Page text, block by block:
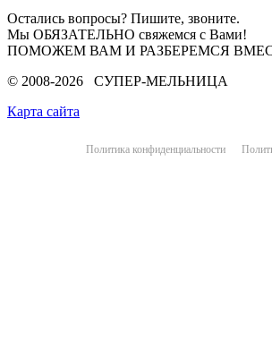
Остались вопросы? Пишите, звоните.
Мы ОБЯЗАТЕЛЬНО свяжемся с Вами!
ПОМОЖЕМ ВАМ И РАЗБЕРЕМСЯ
© 2008-2026 СУПЕР-МЕЛЬНИЦА
Карта сайта
Политика конфиденциальности